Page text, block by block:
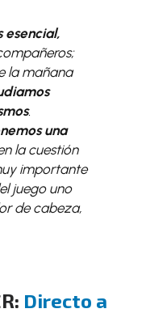
esencial,
la mañana
.
una
la cuestión
importante
juego uno
de cabeza,
Directo a